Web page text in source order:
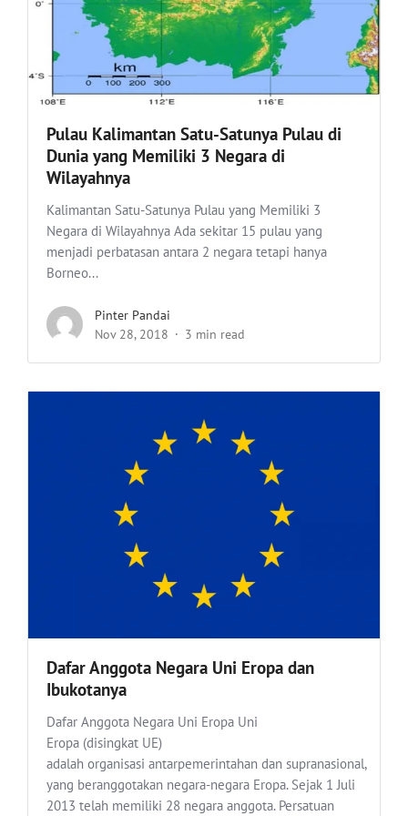
Pulau Kalimantan Satu-Satunya Pulau di
Dunia yang Memiliki 3 Negara di
Wilayahnya
Kalimantan Satu-Satunya Pulau yang Memiliki 3
Negara di Wilayahnya Ada sekitar 15 pulau yang
menjadi perbatasan antara 2 negara tetapi hanya
Borneo...
Pinter Pandai
Nov 28, 2018
3 min read
Dafar Anggota Negara Uni Eropa dan
Ibukotanya
Dafar Anggota Negara Uni Eropa Uni
Eropa (disingkat UE)
adalah organisasi antarpemerintahan dan supranasional,
yang beranggotakan negara-negara Eropa. Sejak 1 Juli
2013 telah memiliki 28 negara anggota. Persatuan